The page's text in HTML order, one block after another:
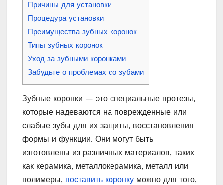
Причины для установки
Процедура установки
Преимущества зубных коронок
Типы зубных коронок
Уход за зубными коронками
Забудьте о проблемах со зубами
Зубные коронки — это специальные протезы,
которые надеваются на поврежденные или
слабые зубы для их защиты, восстановления
формы и функции. Они могут быть
изготовлены из различных материалов, таких
как керамика, металлокерамика, металл или
полимеры, поставить коронку можно для того,